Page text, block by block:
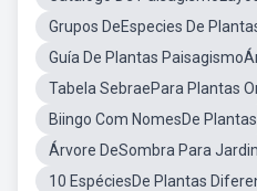
Grupos DeEspecies De
Guía De Plantas
Tabela SebraePara Plantas
Biingo Com NomesDe Plantas
Árvore DeSombra Para
10 EspéciesDe Plantas